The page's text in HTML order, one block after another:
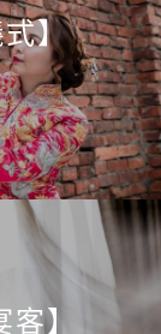
式】
客】